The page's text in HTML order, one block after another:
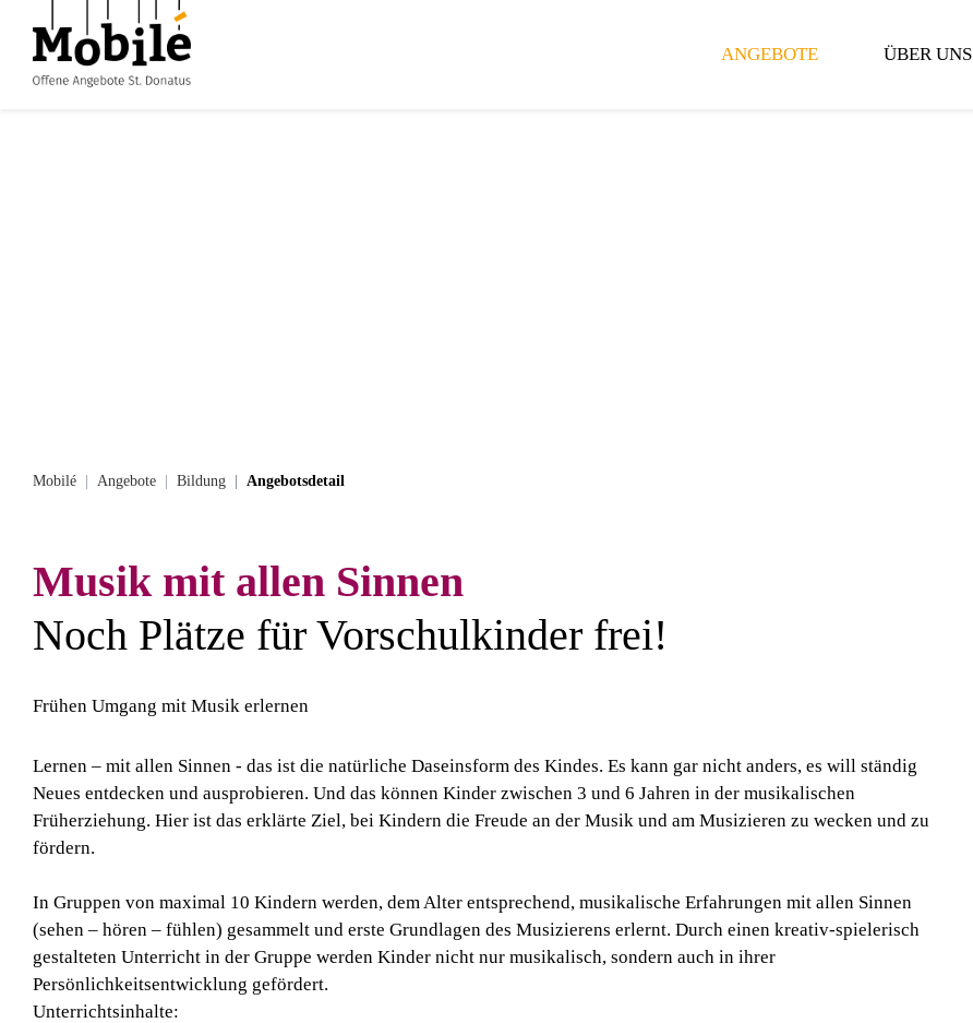
ANGEBOTE ÜBER UNS
Mobilé Angebote Bildung Angebotsdetail
Musik mit allen Sinnen
Noch Plätze für Vorschulkinder frei!
Frühen Umgang mit Musik erlernen
Lernen – mit allen Sinnen - das ist die natürliche Daseinsform des Kindes. Es kann gar nicht anders, es will ständig
Neues entdecken und ausprobieren. Und das können Kinder zwischen 3 und 6 Jahren in der musikalischen
Früherziehung. Hier ist das erklärte Ziel, bei Kindern die Freude an der Musik und am Musizieren zu wecken und zu
fördern.
In Gruppen von maximal 10 Kindern werden, dem Alter entsprechend, musikalische Erfahrungen mit allen Sinnen
(sehen – hören – fühlen) gesammelt und erste Grundlagen des Musizierens erlernt. Durch einen kreativ-spielerisch
gestalteten Unterricht in der Gruppe werden Kinder nicht nur musikalisch, sondern auch in ihrer
Persönlichkeitsentwicklung gefördert.
Unterrichtsinhalte: